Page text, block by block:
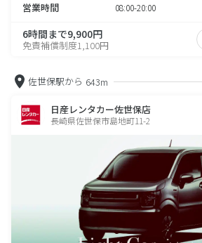
営業時間 08:00-20:00
6時間まで9,900円
免責補償制度1,100円
佐世保駅から 643m
日産レンタカー佐世保店
長崎県佐世保市島地町11-2